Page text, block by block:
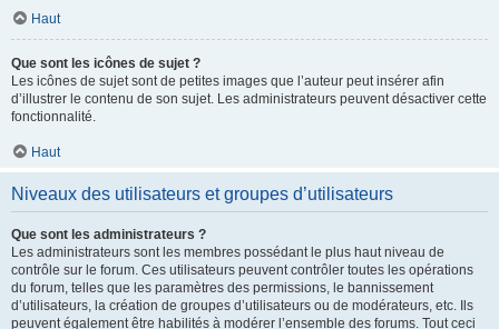
Haut
Que sont les icônes de sujet ?
Les icônes de sujet sont de petites images que l’auteur peut insérer afin
d’illustrer le contenu de son sujet. Les administrateurs peuvent désactiver cette
fonctionnalité.
Haut
Niveaux des utilisateurs et groupes d’utilisateurs
Que sont les administrateurs ?
Les administrateurs sont les membres possédant le plus haut niveau de
contrôle sur le forum. Ces utilisateurs peuvent contrôler toutes les opérations
du forum, telles que les paramètres des permissions, le bannissement
d’utilisateurs, la création de groupes d’utilisateurs ou de modérateurs, etc. Ils
peuvent également être habilités à modérer l’ensemble des forums. Tout ceci